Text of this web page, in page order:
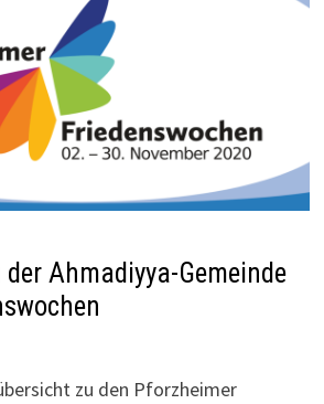
Ahmadiyya-Gemeinde
zu den Pforzheimer